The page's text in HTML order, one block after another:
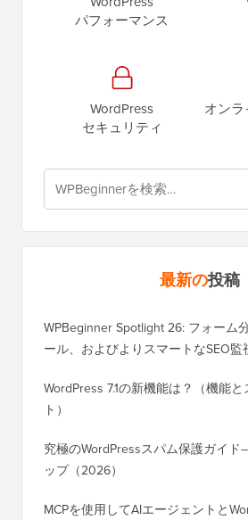
パフォーマンス
WordPress
セキュリティ
オン
最新の投稿
WPBeginner Spotlight 26: フォーム
ール、およびよりスマートなSEO監
WordPress 7.1の新機能は？（機能
ト）
究極のWordPressスパム保護ガイド
ップ（2026）
MCPを使用してAIエージェントと